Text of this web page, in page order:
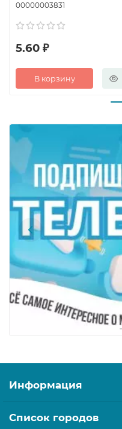
00000003831
5.60 ₽
В корзину
Информация
Список городов